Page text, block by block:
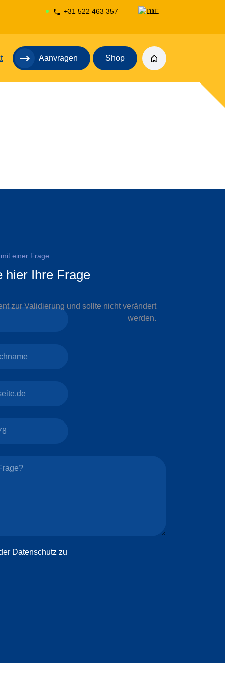
+31 522 463 357
DE
Aanvragen Shop
einer Frage
hier Ihre Frage
zur Validierung und sollte nicht verändert
werden.
Datenschutz zu